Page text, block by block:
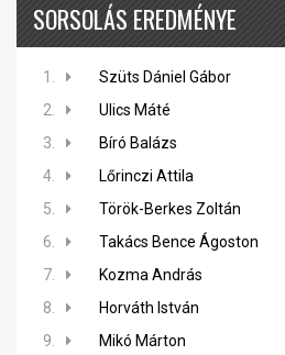
SORSOLÁS EREDMÉNYE
1.
Szüts Dániel Gábor
2.
Ulics Máté
3.
Bíró Balázs
4.
Lőrinczi Attila
5.
Török-Berkes Zoltán
6.
Takács Bence Ágoston
7.
Kozma András
8.
Horváth István
9.
Mikó Márton